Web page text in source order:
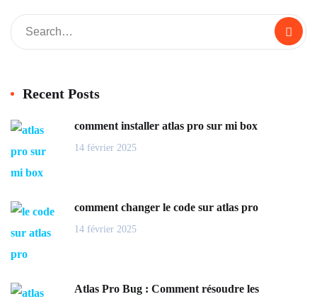
Recent Posts
comment installer atlas pro sur mi box
14 février 2025
comment changer le code sur atlas pro
14 février 2025
Atlas Pro Bug : Comment résoudre les